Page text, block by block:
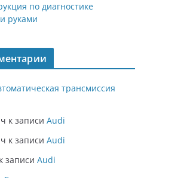
по диагностике
руками
трансмиссия
к записи Audi
к записи Audi
к записи Audi